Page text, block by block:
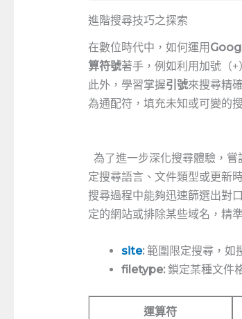
進階搜尋技巧之探索
⁢在數位時代中，如何運用
算符號著手，例如利用加號（
此外，學習掌握引號來搜尋精
為通配符，填充未知或可變的
為了進一步深化搜尋體驗，嘗
定搜尋語言、文件類型或更新
搜尋過程中能夠迅速篩選出對
定的網站或排除某些域名，精
site:範圍限定搜尋，如
filetype:鎖定某種文件
運算符